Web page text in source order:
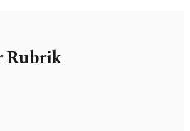
Rubrik